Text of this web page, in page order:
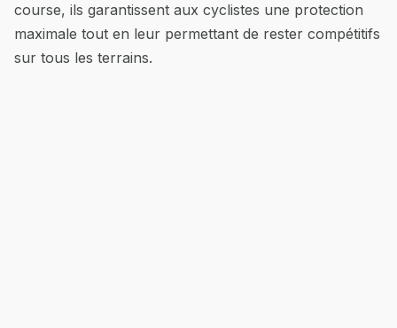
course, ils garantissent aux cyclistes une protection
maximale tout en leur permettant de rester compétitifs
sur tous les terrains.